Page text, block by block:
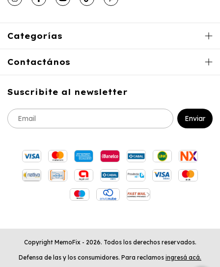
Categorías
Contactános
Suscribite al newsletter
Copyright MemoFix - 2026. Todos los derechos reservados.
Defensa de las y los consumidores. Para reclamos ingresá acá.